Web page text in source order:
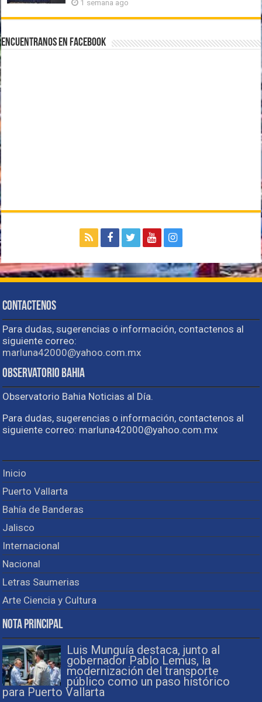
1 semana ago
Encuentranos en Facebook
Contactenos
Para dudas, sugerencias o información, contactenos al
siguiente correo:
marluna42000@yahoo.com.mx
Observatorio Bahia
Observatorio Bahia Noticias al Día.
Para dudas, sugerencias o información, contactenos al
siguiente correo: marluna42000@yahoo.com.mx
Inicio
Puerto Vallarta
Bahía de Banderas
Jalisco
Internacional
Nacional
Letras Saumerias
Arte Ciencia y Cultura
Nota Principal
Luis Munguía destaca, junto al
gobernador Pablo Lemus, la
modernización del transporte
público como un paso histórico
para Puerto Vallarta